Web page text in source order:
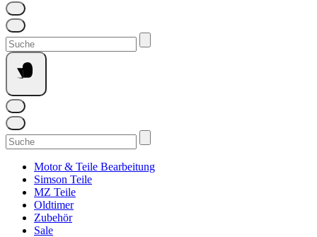
Suchen
nach:
Suchen
nach:
Motor & Teile Bearbeitung
Simson Teile
MZ Teile
Oldtimer
Zubehör
Sale